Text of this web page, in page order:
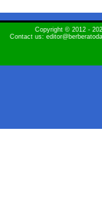
Copyright © 2012 -
Contact us: